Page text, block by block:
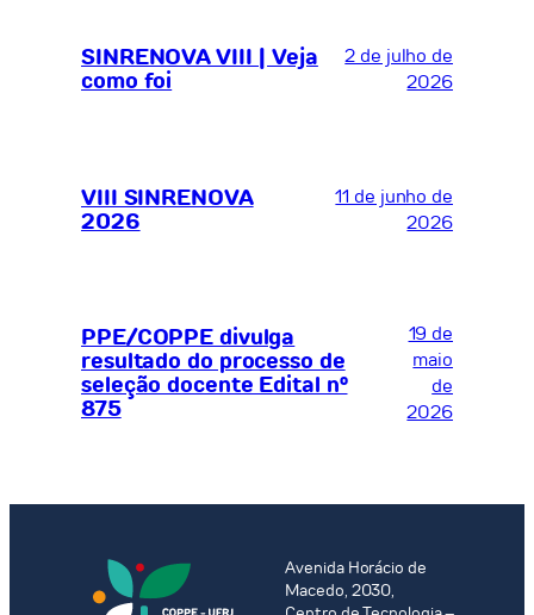
SINRENOVA VIII | Veja
como foi
2 de julho de
2026
VIII SINRENOVA
2026
11 de junho de
2026
PPE/COPPE divulga
resultado do processo de
seleção docente Edital nº
875
19 de
maio
de
2026
Avenida Horácio de
Macedo, 2030,